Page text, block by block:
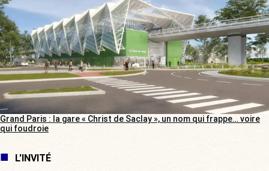
Grand Paris : la gare « Christ de Saclay », un nom qui frappe… voire
qui foudroie
L'INVITÉ